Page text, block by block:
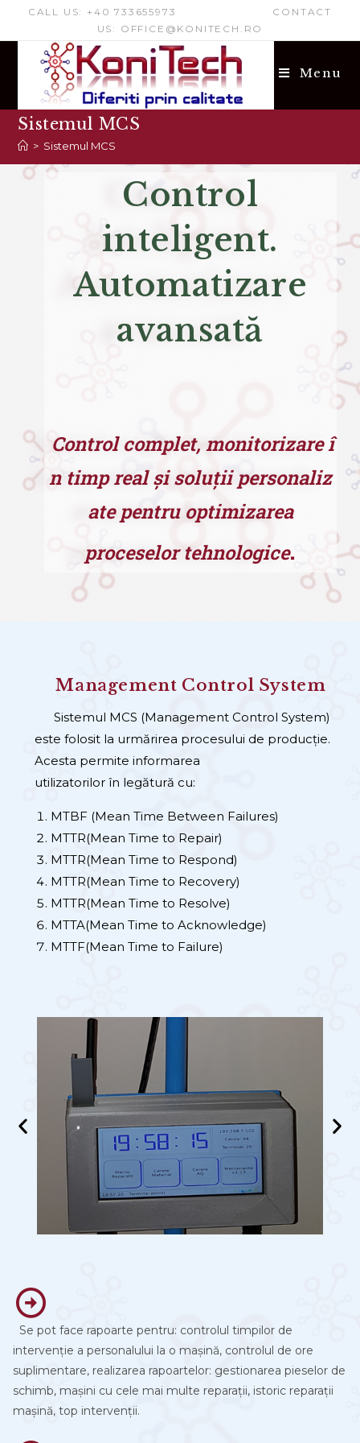
CALL US: +40 733655973 CONTACT
US: OFFICE@KONITECH.RO
Menu
Sistemul MCS
> Sistemul MCS
Control
inteligent.
Automatizare
avansată
Control complet, monitorizare î
n timp real și soluții personaliz
ate pentru optimizarea
proceselor tehnologice.
Management Control System
Sistemul MCS (Management Control System)
este folosit la urmărirea procesului de producție.
Acesta permite informarea
utilizatorilor în legătură cu:
MTBF (Mean Time Between Failures)
MTTR(Mean Time to Repair)
MTTR(Mean Time to Respond)
MTTR(Mean Time to Recovery)
MTTR(Mean Time to Resolve)
MTTA(Mean Time to Acknowledge)
MTTF(Mean Time to Failure)
Se pot face rapoarte pentru: controlul timpilor de
intervenție a personalului la o mașină, controlul de ore
suplimentare, realizarea rapoartelor: gestionarea pieselor de
schimb, mașini cu cele mai multe reparații, istoric reparații
mașină, top intervenții.